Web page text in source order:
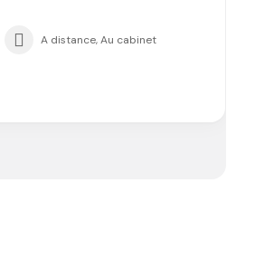
A distance, Au cabinet